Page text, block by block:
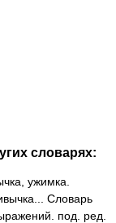
словарях:
ужимка.
Словарь
под. ред.